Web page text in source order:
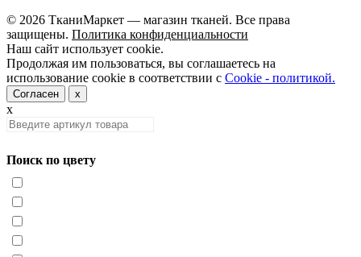
© 2026 ТканиМаркет — магазин тканей. Все права
защищены. Политика конфиденциальности
Наш сайт использует cookie.
Продолжая им пользоваться, вы соглашаетесь на
использование cookie в соответствии с Cookie - политикой.
Согласен x
x
Поиск по цвету